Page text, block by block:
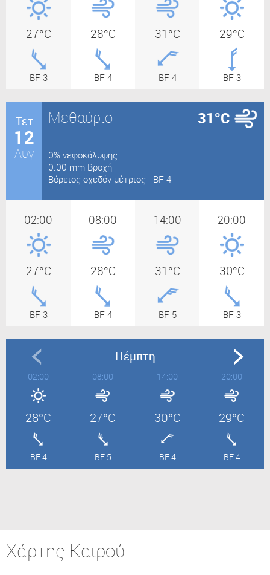
27°C
BF 3
28°C
BF 4
31°C
BF 4
29°C
BF 3
Τετ
12
Αυγ
Μεθαύριο 31°C
0% νεφοκάλυψης
0.00 mm Βροχή
Βόρειος σχεδόν μέτριος - BF 4
02:00
27°C
BF 3
08:00
28°C
BF 4
14:00
31°C
BF 5
20:00
30°C
BF 3
Πέμπτη
02:00
28°C
BF 4
08:00
27°C
BF 5
14:00
30°C
BF 4
20:00
29°C
BF 4
Χάρτης Καιρού